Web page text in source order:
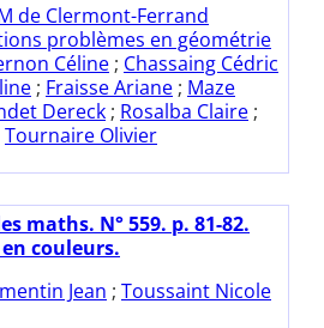
de Clermont-Ferrand
problèmes en géométrie
Céline ; Chassaing Cédric
; Fraisse Ariane ; Maze
Dereck ; Rosalba Claire ;
Tournaire Olivier
maths. N° 559. p. 81-82.
couleurs.
Jean ; Toussaint Nicole